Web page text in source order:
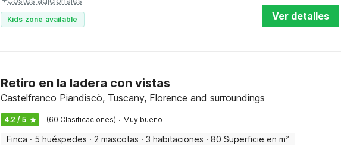
Kids zone available Ver detalles
Retiro en la ladera con vistas
Castelfranco Piandiscò, Tuscany, Florence and surroundings
4.2 / 5 (60 Clasificaciones) · Muy bueno
Finca · 5 huéspedes · 2 mascotas · 3 habitaciones · 80 Superficie en m²